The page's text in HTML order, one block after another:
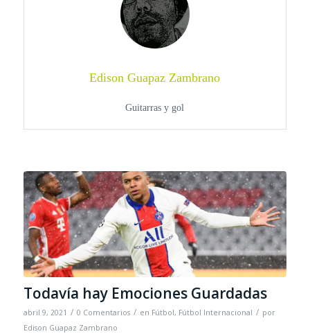
Edison Guapaz Zambrano
Guitarras y gol
Todavía hay Emociones Guardadas
abril 9, 2021 / 0 Comentarios / en Fútbol, Fútbol Internacional / por
Edison Guapaz Zambrano